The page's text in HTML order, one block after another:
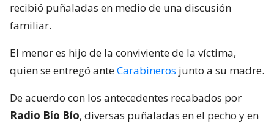
recibió puñaladas en medio de una discusión
familiar.
El menor es hijo de la conviviente de la víctima,
quien se entregó anteCarabineros junto a su madre.
De acuerdo con los antecedentes recabados por
Radio Bío Bío, diversas puñaladas en el pecho y en